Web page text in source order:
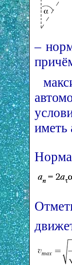
–
иметь